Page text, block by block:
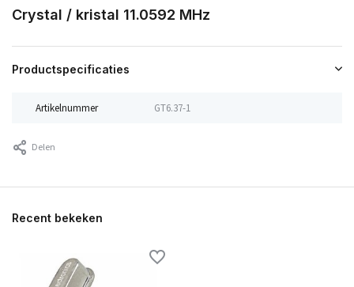
Crystal / kristal 11.0592 MHz
Productspecificaties
Artikelnummer GT6.37-1
Delen
Recent bekeken